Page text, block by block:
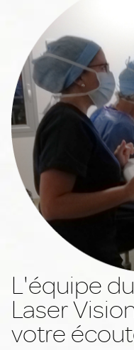
L'équipe
Laser
votre